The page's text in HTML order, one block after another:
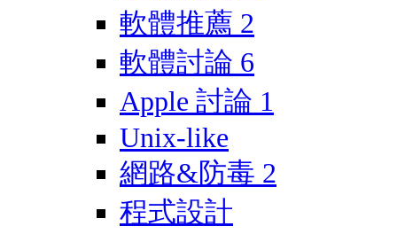
軟體推薦 2
軟體討論 6
Apple 討論 1
Unix-like
網路&防毒 2
程式設計